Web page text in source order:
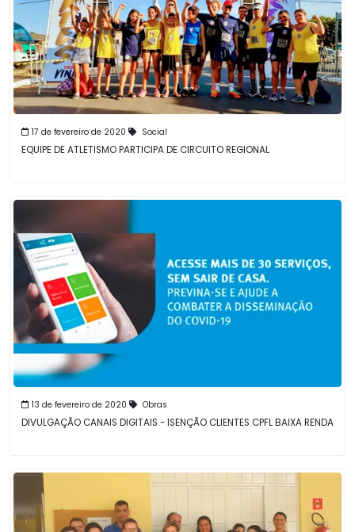
17 de fevereiro de 2020 Social
EQUIPE DE ATLETISMO PARTICIPA DE CIRCUITO REGIONAL
13 de fevereiro de 2020 Obras
DIVULGAÇÃO CANAIS DIGITAIS - ISENÇÃO CLIENTES CPFL BAIXA RENDA